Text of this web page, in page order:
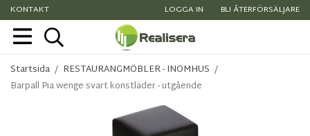
KONTAKT LOGGA IN BLI ÅTERFÖRSÄLJARE
Startsida / RESTAURANGMÖBLER - INOMHUS /
Barpall Pia wenge svart konstläder - utgående